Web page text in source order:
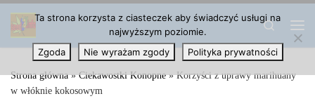
Przejdź do treści
Search
Strona główna » Ciekawostki Konopne » Korzyści z uprawy marihuany
w włóknie kokosowym
Ta strona korzysta z ciasteczek aby świadczyć usługi na
najwyższym poziomie.
Zgoda
Nie wyrażam zgody Polityka prywatności